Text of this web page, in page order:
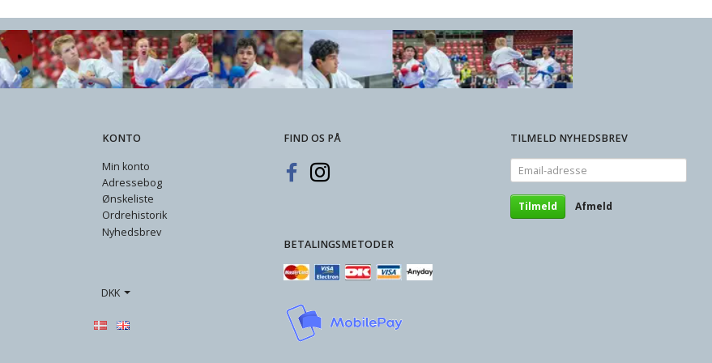
KONTO
Min konto
Adressebog
Ønskeliste
Ordrehistorik
Nyhedsbrev
DKK
FIND OS PÅ
BETALINGSMETODER
TILMELD NYHEDSBREV
Email-
adresse
Tilmeld Afmeld